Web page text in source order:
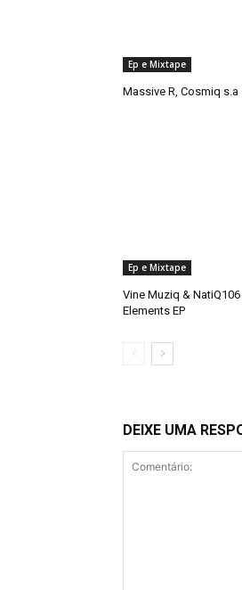
Ep e Mixtape
Massive R, Cosmiq s.a
Ep e Mixtape
Vine Muziq &
Elements EP
DEIXE UMA